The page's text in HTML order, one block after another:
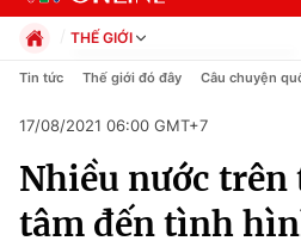
Chuyên mục
Chính trị
THẾ GIỚI
Chính trị
Pháp luật
Kinh tế
Thể thao
Truyền hình
Tin tức Thế giới đó đây Câu chuyện
17/08/2021 06:00 GMT+7
Nhiều nước trên
tâm đến tình